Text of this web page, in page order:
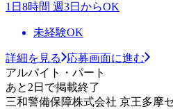
1日8時間 週3日からOK
未経験OK
詳細を見る
応募画面に進む
アルバイト・パート
あと2日で掲載終了
三和警備保障株式会社 京王多摩